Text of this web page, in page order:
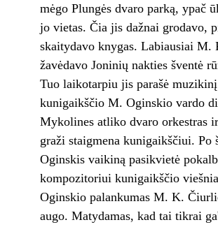
mėgo Plungės dvaro parką, ypač
jo vietas. Čia jis dažnai grodavo,
skaitydavo knygas. Labiausiai
žavėdavo Joninių nakties šventė
Tuo laikotarpiu jis parašė
kunigaikščio M. Oginskio vardo
Mykolines atliko dvaro orkestras
graži staigmena kunigaikščiui.
Oginskis vaikiną pasikvietė
kompozitoriui kunigaikščio
Oginskio palankumas M. K.
augo. Matydamas, kad tai tikrai